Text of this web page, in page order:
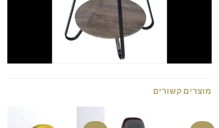
מוצרים קשורים